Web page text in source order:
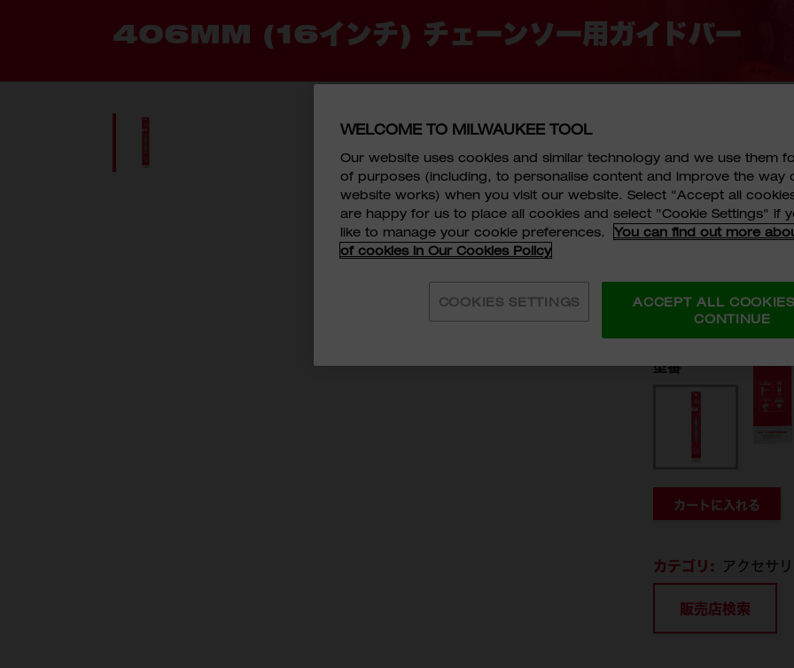
406MM (16インチ) チェーンソー用ガイドバー
406mm
イドバー
4932480174
※ 製品梱包は画像と
税込価格: ￥
型番
4932480174
カートに入れる
カテゴリ: アクセサ
販売店検索
WELCOME TO MILWAUKEE TOOL
Our website uses cookies and similar technology and we use them
of purposes (including, to personalise content and improve the way
website works) when you visit our website. Select "Accept all
are happy for us to place all cookies and select "Cookie Settings" if
like to manage your cookie preferences.
You can find out more
of cookies in Our Cookies Policy
COOKIES SETTINGS
ACCEPT ALL
CONTINUE